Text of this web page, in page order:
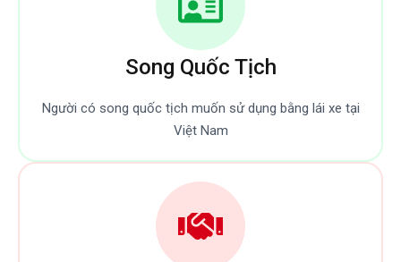
Song Quốc Tịch
Người có song quốc tịch muốn sử dụng bằng lái xe tại
Việt Nam